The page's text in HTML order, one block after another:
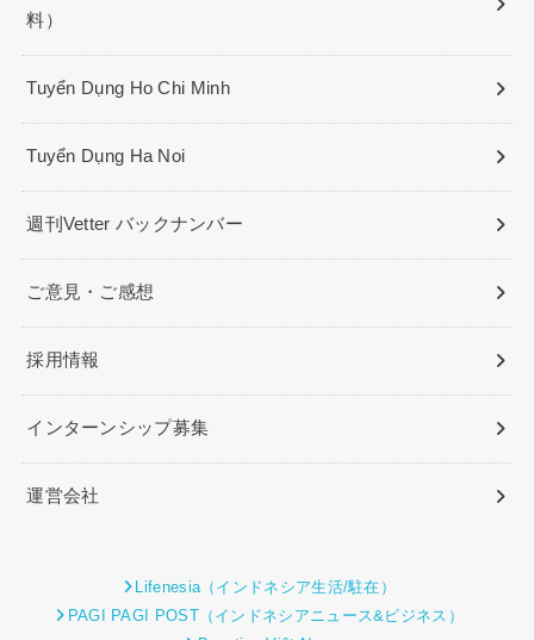
料）
Tuyển Dụng Ho Chi Minh
Tuyển Dụng Ha Noi
週刊Vetter バックナンバー
ご意見・ご感想
採用情報
インターンシップ募集
運営会社
Lifenesia（インドネシア生活/駐在）
PAGI PAGI POST（インドネシアニュース&ビジネス）